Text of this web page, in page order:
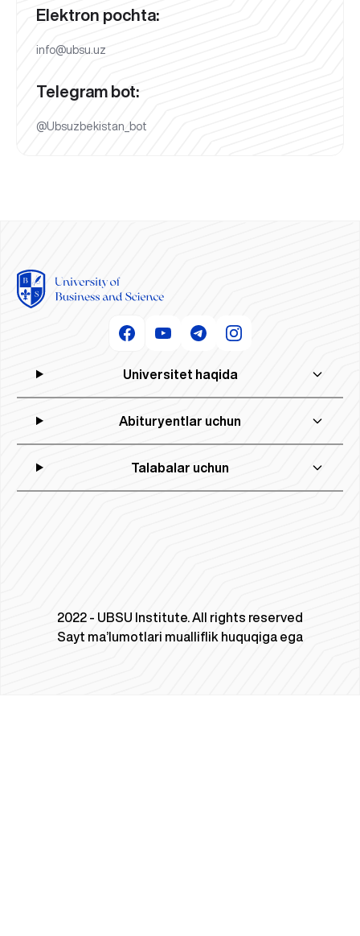
Elektron pochta:
info@ubsu.uz
Telegram bot:
@Ubsuzbekistan_bot
Universitet haqida
Abituryentlar uchun
Talabalar uchun
2022 - UBSU Institute. All rights reserved
Sayt ma’lumotlari mualliflik huquqiga ega